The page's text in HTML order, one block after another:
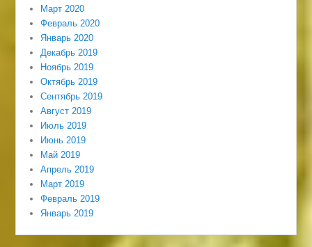
Март 2020
Февраль 2020
Январь 2020
Декабрь 2019
Ноябрь 2019
Октябрь 2019
Сентябрь 2019
Август 2019
Июль 2019
Июнь 2019
Май 2019
Апрель 2019
Март 2019
Февраль 2019
Январь 2019